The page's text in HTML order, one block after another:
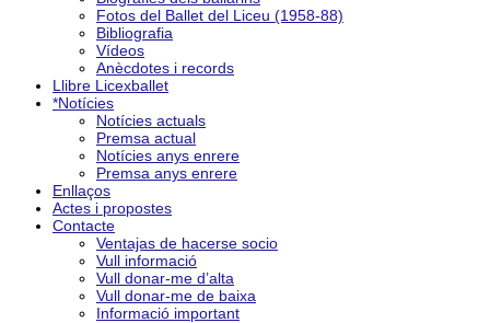
Fotos del Ballet del Liceu (1958-88)
Bibliografia
Vídeos
Anècdotes i records
Llibre Licexballet
*Notícies
Notícies actuals
Premsa actual
Notícies anys enrere
Premsa anys enrere
Enllaços
Actes i propostes
Contacte
Ventajas de hacerse socio
Vull informació
Vull donar-me d’alta
Vull donar-me de baixa
Informació important